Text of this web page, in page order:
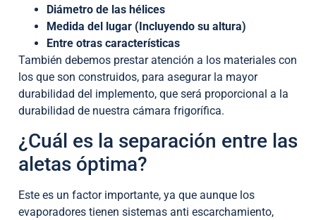
Diámetro de las hélices
Medida del lugar (Incluyendo su altura)
Entre otras características
También debemos prestar atención a los materiales con
los que son construidos, para asegurar la mayor
durabilidad del implemento, que será proporcional a la
durabilidad de nuestra cámara frigorífica.
¿Cuál es la separación entre las
aletas óptima?
Este es un factor importante, ya que aunque los
evaporadores tienen sistemas anti escarchamiento,